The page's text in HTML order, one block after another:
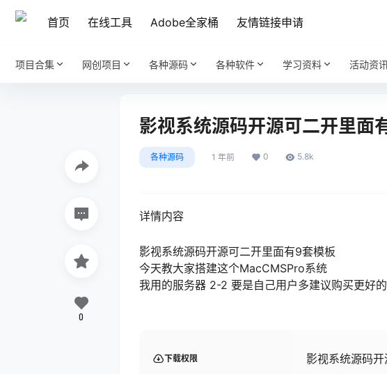
首页 在线工具 Adobe全家桶 友情链接申请
项目合集 网创项目 各种源码 各种软件 学习资料 活动资讯
影视系统源码开源可二开里面
各种源码 1 年前 0 5.8k
详情内容
影视系统源码开源可二开里面有9套模板
今天教大家搭建这个MacCMSPro系统
我用的服务器 2-2 要是自己用户多建议购买更好的
下载权限 影视系统源码
0